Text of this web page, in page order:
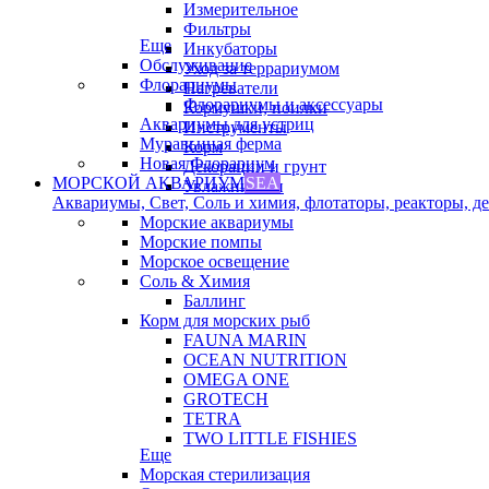
Измерительное
Фильтры
Инкубаторы
Уход за террариумом
Нагреватели
Кормушки, поилки
Инструменты
Корм
Декорации и грунт
Увлажнители
Еще
Обслуживание
Флорариумы
Флорариумы и аксессуары
Аквариумы для устриц
Муравьиная ферма
Новая Флорариум
МОРСКОЙ АКВАРИУМSEA
Аквариумы, Свет, Соль и химия, флотаторы, реакторы,
Морские аквариумы
Морские помпы
Морское освещение
Соль & Химия
Баллинг
Корм для морских рыб
FAUNA MARIN
OCEAN NUTRITION
OMEGA ONE
GROTECH
TETRA
TWO LITTLE FISHIES
Еще
Морская стерилизация